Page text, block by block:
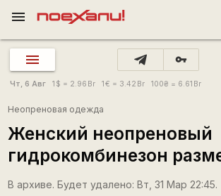
menu
vpn_key
Чт, 6 Авг 1 $ = 2.96 Br 1€ = 3.42 Br 100₴ = 6.61 Br
Неопреновая одежда
Женский неопреновый
гидрокомбинезон
В архиве. Будет удалено: Вт, 31 Мар 22:45.